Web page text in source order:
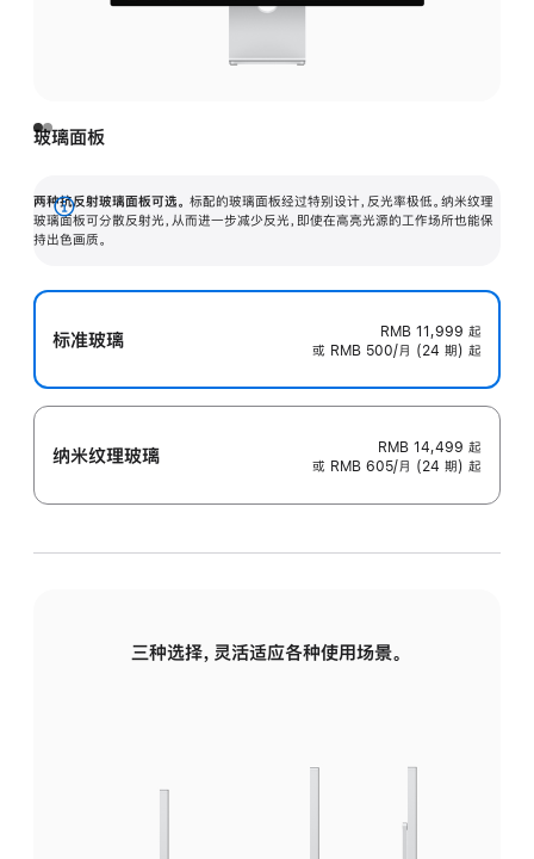
玻璃面板
两种抗反射玻璃面板可选。 标配的玻璃面板经过特别设计，反光率极低。纳米纹理
玻璃面板可分散反射光，从而进一步减少反光，即使在高亮光源的工作场所也能保
持出色画质。
展
开
标准玻璃 RMB 11,999 起
或 RMB 500/月 (24 期) 起
纳米纹理玻璃 RMB 14,499 起
或 RMB 605/月 (24 期) 起
三种选择，灵活适应各种使用场景。